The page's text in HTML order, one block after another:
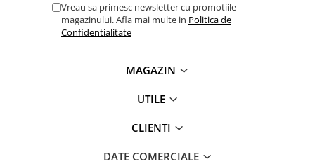
Vreau sa primesc newsletter cu promotiile
magazinului. Afla mai multe in Politica de
Confidentialitate
MAGAZIN
UTILE
CLIENTI
DATE COMERCIALE